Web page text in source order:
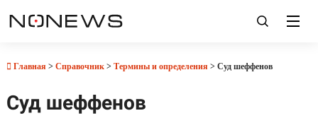
Главная > Справочник> Термины и определения > Суд шеффенов
Суд шеффенов